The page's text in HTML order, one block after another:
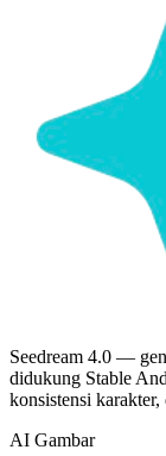
Seedream 4.0 —
didukung Stable
konsistensi
AI Gambar